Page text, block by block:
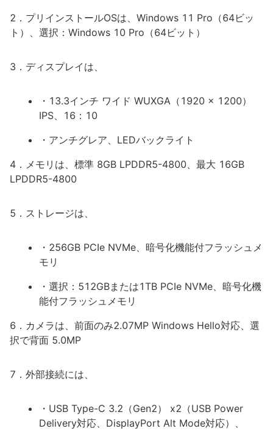
2．プリインストールOSは、Windows 11 Pro（64ビッ
ト）、選択：Windows 10 Pro（64ビット）
3．ディスプレイは、
・13.3インチ ワイド WUXGA（1920 x 1200）
IPS、16：10
・アンチグレア、LEDバックライト
4．メモリは、標準 8GB LPDDR5-4800、最大 16GB
LPDDR5-4800
5．ストレージは、
・256GB PCIe NVMe、暗号化機能付フラッシュメ
モリ
・選択：512GBまたは1TB PCIe NVMe、暗号化機
能付フラッシュメモリ
6．カメラは、前面のみ2.07MP Windows Hello対応、選
択で背面 5.0MP
7．外部接続には、
・USB Type-C 3.2（Gen2） x2（USB Power
Delivery対応、DisplayPort Alt Mode対応）、